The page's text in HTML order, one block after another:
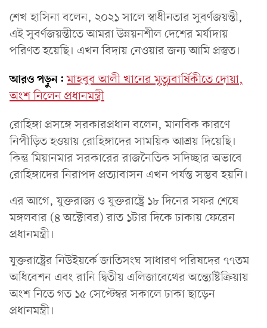
শেখ হাসিনা বলেন, ২০২১ সালে স্বাধীনতার সুবর্ণজয়ন্তী,
এই সুবর্ণজয়ন্তীতে আমরা উন্নয়নশীল দেশের মর্যাদায়
পরিণত হয়েছি। এখন বিদায় নেওয়ার জন্য আমি প্রস্তুত।
আরও পড়ুন: মাহবুব আলী খানের মৃত্যুবার্ষিকীতে দোয়া,
অংশ নিলেন প্রধানমন্ত্রী
রোহিঙ্গা প্রসঙ্গে সরকারপ্রধান বলেন, মানবিক কারণে
নিপীড়িত হওয়ায় রোহিঙ্গাদের সাময়িক আশ্রয় দিয়েছি।
কিন্তু মিয়ানমার সরকারের রাজনৈতিক সদিচ্ছার অভাবে
রোহিঙ্গাদের নিরাপদ প্রত্যাবাসন এখন পর্যন্ত সম্ভব হয়নি।
এর আগে, যুক্তরাজ্য ও যুক্তরাষ্ট্রে ১৮ দিনের সফর শেষে
মঙ্গলবার (৪ অক্টোবর) রাত ১টার দিকে ঢাকায় ফেরেন
প্রধানমন্ত্রী।
যুক্তরাষ্ট্রের নিউইয়র্কে জাতিসংঘ সাধারণ পরিষদের ৭৭তম
অধিবেশন এবং রানি দ্বিতীয় এলিজাবেথের অন্ত্যেষ্টিক্রিয়ায়
অংশ নিতে গত ১৫ সেপ্টেম্বর সকালে ঢাকা ছাড়েন
প্রধানমন্ত্রী।